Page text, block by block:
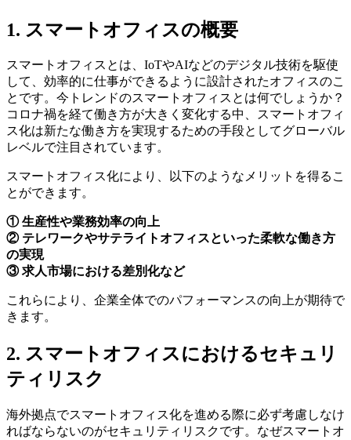
1. スマートオフィスの概要
スマートオフィスとは、IoTやAIなどのデジタル技術を駆使
して、効率的に仕事ができるように設計されたオフィスのこ
とです。今トレンドのスマートオフィスとは何でしょうか？
コロナ禍を経て働き方が大きく変化する中、スマートオフィ
ス化は新たな働き方を実現するための手段としてグローバル
レベルで注目されています。
スマートオフィス化により、以下のようなメリットを得るこ
とができます。
① 生産性や業務効率の向上
② テレワークやサテライトオフィスといった柔軟な働き方
の実現
③ 求人市場における差別化など
これらにより、企業全体でのパフォーマンスの向上が期待で
きます。
2. スマートオフィスにおけるセキュリ
ティリスク
海外拠点でスマートオフィス化を進める際に必ず考慮しなけ
ればならないのがセキュリティリスクです。なぜスマートオ